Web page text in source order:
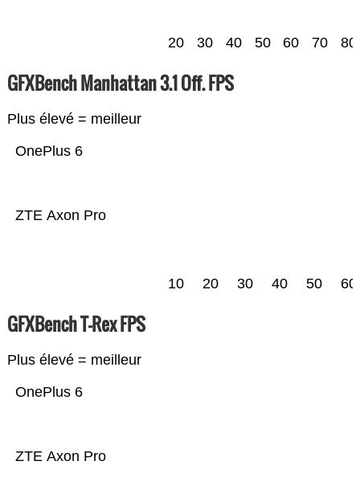
20 30 40 50 60 70 80
GFXBench Manhattan 3.1 Off. FPS
Plus élevé = meilleur
ZTE Axon Pro
OnePlus 6
10 20 30 40 50 60
GFXBench T-Rex FPS
Plus élevé = meilleur
ZTE Axon Pro
OnePlus 6